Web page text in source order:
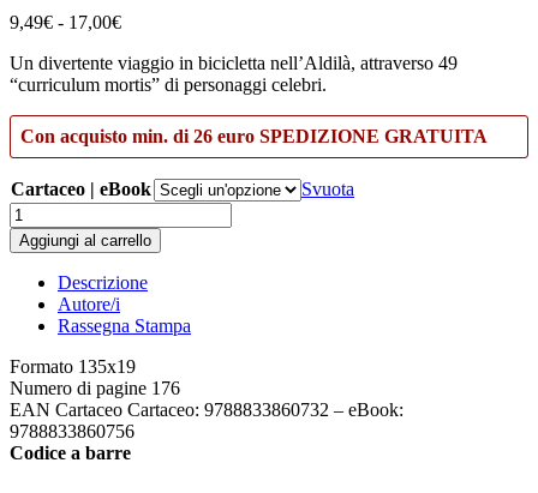
9,49€ - 17,00€Fascia
prezzo:
da
a
Un divertente viaggio in bicicletta nell’Aldilà, attraverso 49
“curriculum mortis” di personaggi celebri.
Con acquisto min. di 26 euro SPEDIZIONE GRATUITA
Cartaceo | eBook
Svuota
Più
di
là
quantità
Aggiungi al carrello
Descrizione
Autore/i
Rassegna Stampa
Formato 135x19
Numero di pagine 176
EAN Cartaceo Cartaceo: 9788833860732 – eBook:
9788833860756
Codice a barre